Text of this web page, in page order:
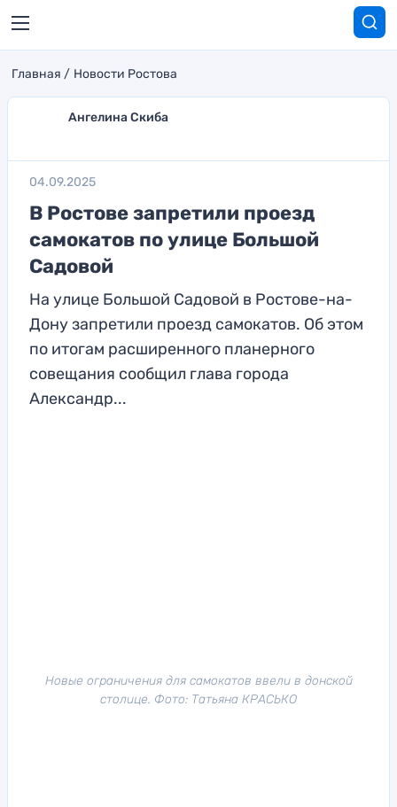
Главная Новости Ростова
Ангелина Скиба
04.09.2025
В Ростове запретили проезд
самокатов по улице Большой
Садовой
На улице Большой Садовой в Ростове-на-
Дону запретили проезд самокатов. Об этом
по итогам расширенного планерного
совещания сообщил глава города
Александр...
Новые ограничения для самокатов ввели в донской
столице. Фото: Татьяна КРАСЬКО